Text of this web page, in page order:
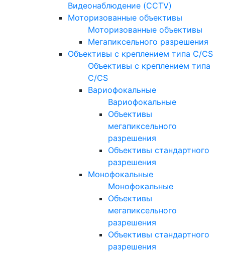
Видеонаблюдение (CCTV)
Моторизованные объективы
Моторизованные объективы
Мегапиксельного разрешения
Объективы с креплением типа C/CS
Объективы с креплением типа
C/CS
Вариофокальные
Вариофокальные
Объективы
мегапиксельного
разрешения
Объективы стандартного
разрешения
Монофокальные
Монофокальные
Объективы
мегапиксельного
разрешения
Объективы стандартного
разрешения